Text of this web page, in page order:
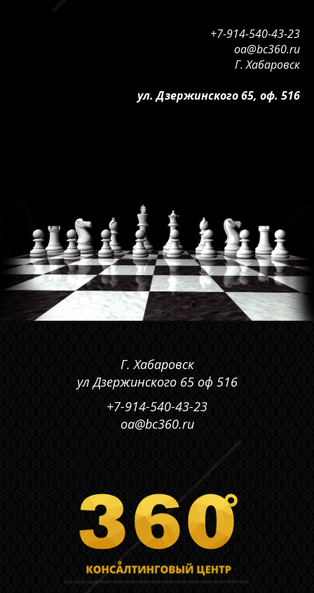
+7-914-540-43-23
oa@bc360.ru
Г. Хабаровск
ул. Дзержинского 65, оф. 516
Г. Хабаровск
ул Дзержинского 65 оф 516
+7-914-540-43-23
oa@bc360.ru